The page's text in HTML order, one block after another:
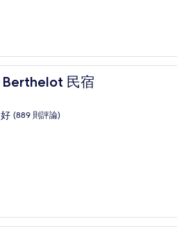
Berthelot 民宿
民宿
(889 則評論)